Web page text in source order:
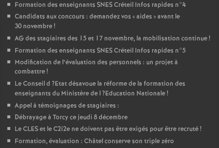
Formation des enseignants SNESCréteil Infos rapides n°4
Candidats aux concours : demandez vos «aides » avant le
30 novembre!
AG des stagiaires des 15 et 17 novembre, la mobilisation continue!
Formation des enseignants SNESCréteil Infos rapides n°5
Modification de l’évaluation des personnels : un projet à
combattre!
Le Conseil d ?Etat désavoue la réforme de la formation des
enseignants du Ministère de l?Education Nationale!
Appel à témoignages de stagiaires :
Débrayage à Torcy ce jeudi 8 décembre
LeCLESet le C2i2e ne doivent pas être exigés pour être recruté!
Formation, évaluation : Châtel conserve son triple zéro